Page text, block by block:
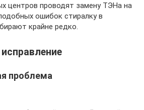
центров проводят замену ТЭНа на
ошибок стиралку в
крайне редко.
проблема